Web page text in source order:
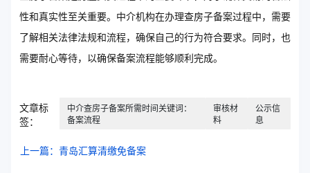
性和真实性至关重要。中介机构在办理查房子备案过程中，需要
了解相关法律法规和流程，确保自己的行为符合要求。同时，也
需要耐心等待，以确保备案流程能够顺利完成。
文章标
签：
中介查房子备案所需时间关键词：
备案流程
审核材
料
公示信
息
上一篇：青岛汇算清缴免备案